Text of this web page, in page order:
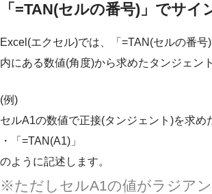
「=TAN(セルの番号)」でサイ
Excel(エクセル)では、「=TAN(セルの番
内にある数値(角度)から求めたタンジェン
(例)
セルA1の数値で正接(タンジェント)を求め
・「=TAN(A1)」
のように記述します。
※ただしセルA1の値がラジア